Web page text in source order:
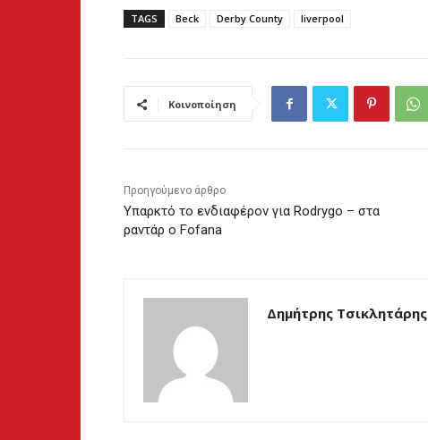
TAGS Beck Derby County liverpool
Κοινοποίηση
Προηγούμενο άρθρο
Υπαρκτό το ενδιαφέρον για Rodrygo – στα
ραντάρ ο Fofana
Δημήτρης Τσικλητάρης